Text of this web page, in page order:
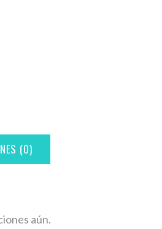
(0)
aún.